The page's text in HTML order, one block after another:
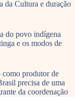
da Cultura e duração
do povo indígena
e os modos de
como produtor de
precisa de uma
da coordenação